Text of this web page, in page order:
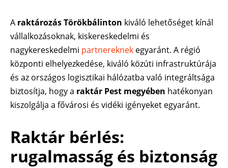
A raktározás Törökbálinton kiváló lehetőséget kínál
vállalkozásoknak, kiskereskedelmi és
nagykereskedelmi partnereknek egyaránt. A régió
központi elhelyezkedése, kiváló közúti infrastruktúrája
és az országos logisztikai hálózatba való integráltsága
biztosítja, hogy a raktár Pest megyében hatékonyan
kiszolgálja a fővárosi és vidéki igényeket egyaránt.
Raktár bérlés:
rugalmasság és biztonság